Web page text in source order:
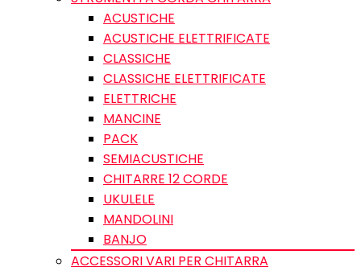
ACUSTICHE
ACUSTICHE ELETTRIFICATE
CLASSICHE
CLASSICHE ELETTRIFICATE
ELETTRICHE
MANCINE
PACK
SEMIACUSTICHE
CHITARRE 12 CORDE
UKULELE
MANDOLINI
BANJO
ACCESSORI VARI PER CHITARRA